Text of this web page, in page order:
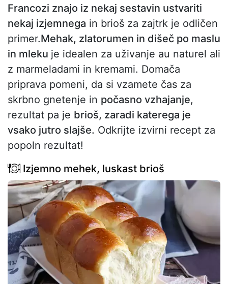
Francozi znajo iz nekaj sestavin ustvariti
nekaj izjemnega in brioš za zajtrk je odličen
primer.Mehak, zlatorumen in dišeč po maslu
in mleku je idealen za uživanje au naturel ali
z marmeladami in kremami. Domača
priprava pomeni, da si vzamete čas za
skrbno gnetenje in počasno vzhajanje,
rezultat pa je brioš, zaradi katerega je
vsako jutro slajše. Odkrijte izvirni recept za
popoln rezultat!
Izjemno mehek, luskast brioš